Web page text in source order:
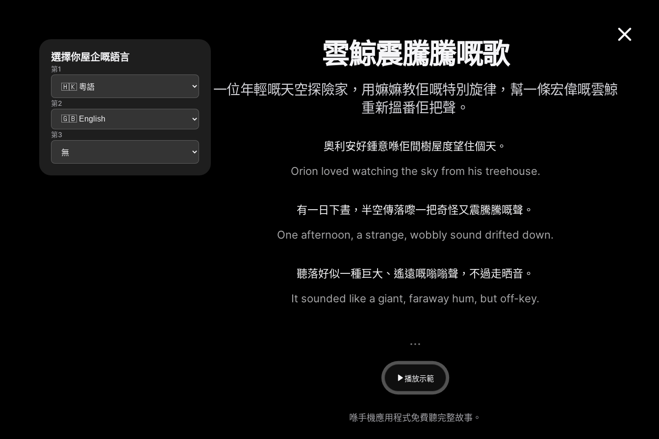
選擇你屋企嘅語言
第1
第2
第3
雲鯨震騰騰嘅歌
一位年輕嘅天空探險家，用嫲嫲教佢嘅特別旋律，幫一條宏偉嘅雲鯨
重新搵番佢把聲。
奧利安好鍾意喺佢間樹屋度望住個天。
Orion loved watching the sky from his treehouse.
有一日下晝，半空傳落嚟一把奇怪又震騰騰嘅聲。
One afternoon, a strange, wobbly sound drifted down.
聽落好似一種巨大、遙遠嘅嗡嗡聲，不過走晒音。
It sounded like a giant, faraway hum, but off-key.
...
播放示範
喺手機應用程式免費聽完整故事。